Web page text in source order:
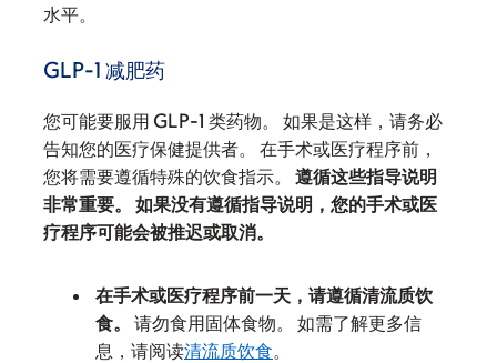
水平。
GLP-1 减肥药
您可能要服用 GLP-1 类药物。 如果是这样，请务必
告知您的医疗保健提供者。 在手术或医疗程序前，
您将需要遵循特殊的饮食指示。 遵循这些指导说明
非常重要。 如果没有遵循指导说明，您的手术或医
疗程序可能会被推迟或取消。
在手术或医疗程序前一天，请遵循清流质饮
食。
请勿食用固体食物。 如需了解更多信
息，请阅读清流质饮食。